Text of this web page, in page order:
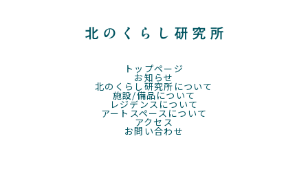
トップページ
お知らせ
北のくらし研究所について
施設/備品について
レジデンスについて
アートスペースについて
アクセス
お問い合わせ